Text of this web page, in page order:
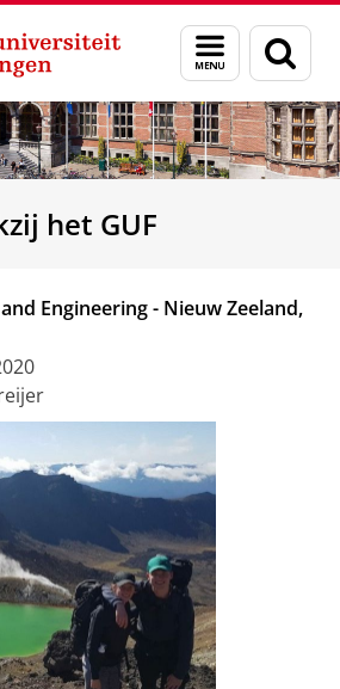
Menu
en
zoeken
Groninger Universiteitsfonds
het GUF
Engineering - Nieuw Zeeland,